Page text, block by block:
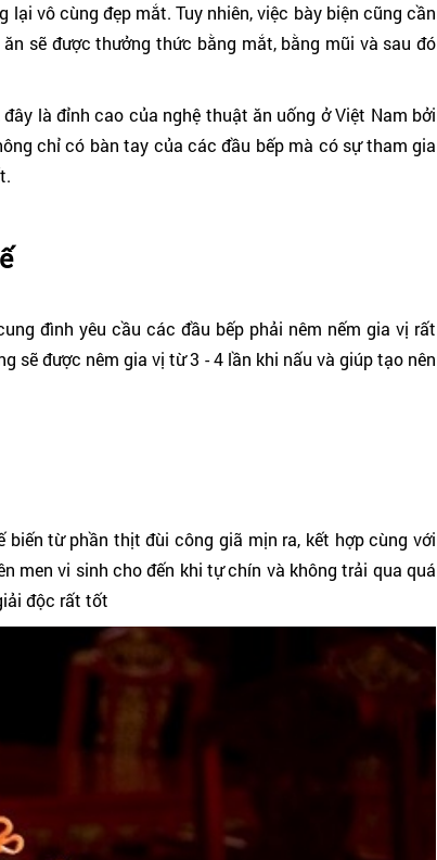
vô cùng đẹp mắt. Tuy nhiên, việc bày biện cũng cần
sẽ được thưởng thức bằng mắt, bằng mũi và sau đó
là đỉnh cao của nghệ thuật ăn uống ở Việt Nam bởi
chỉ có bàn tay của các đầu bếp mà có sự tham gia
đình yêu cầu các đầu bếp phải nêm nếm gia vị rất
sẽ được nêm gia vị từ 3 - 4 lần khi nấu và giúp tạo nên
từ phần thịt đùi công giã mịn ra, kết hợp cùng với
men vi sinh cho đến khi tự chín và không trải qua quá
độc rất tốt